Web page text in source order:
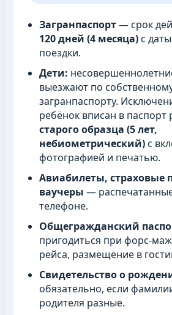
Загранпаспорт— срок
120 дней (4 месяца)с
поездки.
Дети:
выезжают по
загранпаспорту.
ребёнок вписан в паспорт
старого образца (5 лет,
небиометрический)с
фотографией и печатью.
Авиабилеты, страховые
ваучеры —
телефоне.
Общегражданский
пригодиться при форс-
рейса, размещение в
Свидетельство о
обязательно, если
родителя разные.